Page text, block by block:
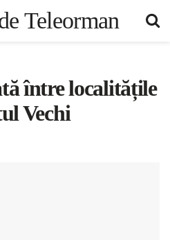
între localitățile
Vechi